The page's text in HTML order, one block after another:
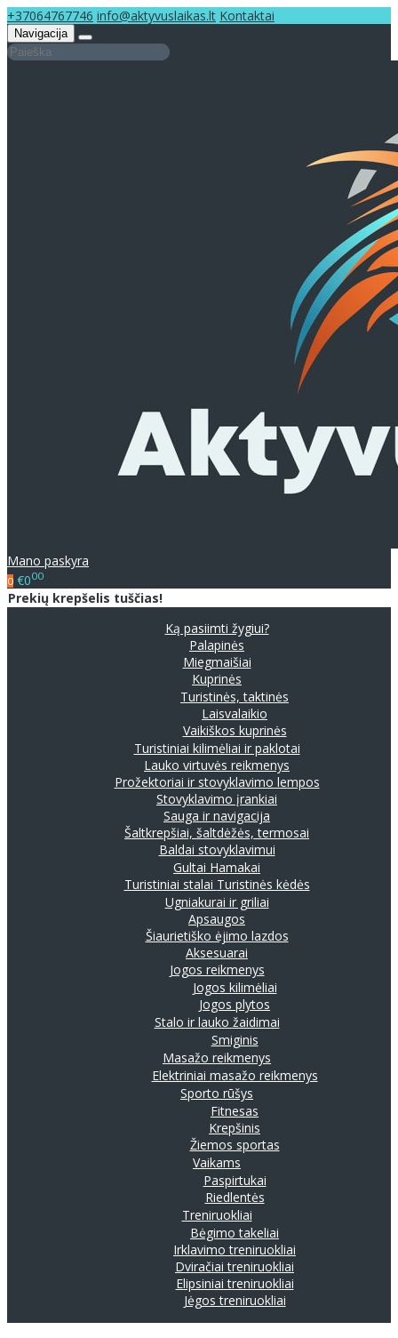
+37064767746 info@aktyvuslaikas.lt Kontaktai
Navigacija
Mano paskyra
0 €000
Prekių krepšelis tuščias!
Ką pasiimti žygiui?
Palapinės
Miegmaišiai
Kuprinės
Turistinės, taktinės
Laisvalaikio
Vaikiškos kuprinės
Turistiniai kilimėliai ir paklotai
Lauko virtuvės reikmenys
Prožektoriai ir stovyklavimo lempos
Stovyklavimo įrankiai
Sauga ir navigacija
Šaltkrepšiai, šaltdėžės, termosai
Baldai stovyklavimui
Gultai Hamakai
Turistiniai stalai Turistinės kėdės
Ugniakurai ir griliai
Apsaugos
Šiaurietiško ėjimo lazdos
Aksesuarai
Jogos reikmenys
Jogos kilimėliai
Jogos plytos
Stalo ir lauko žaidimai
Smiginis
Masažo reikmenys
Elektriniai masažo reikmenys
Sporto rūšys
Fitnesas
Krepšinis
Žiemos sportas
Vaikams
Paspirtukai
Riedlentės
Treniruokliai
Bėgimo takeliai
Irklavimo treniruokliai
Dviračiai treniruokliai
Elipsiniai treniruokliai
Jėgos treniruokliai